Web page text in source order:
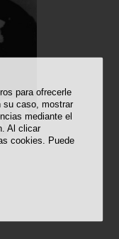
para ofrecerle
su caso, mostrar
mediante el
Al clicar
cookies. Puede